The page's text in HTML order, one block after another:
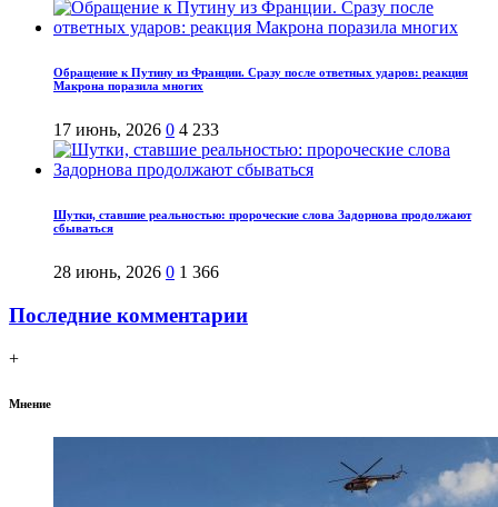
Обращение к Путину из Франции. Сразу после ответных ударов: реакция
Макрона поразила многих
17 июнь, 2026 0 4 233
Шутки, ставшие реальностью: пророческие слова Задорнова продолжают
сбываться
28 июнь, 2026 0 1 366
Последние комментарии
+
Мнение